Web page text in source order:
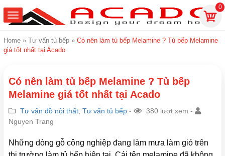
0
Home » Tư vấn tủ bếp » Có nên làm tủ bếp Melamine ? Tủ bếp Melamine
giá tốt nhất tại Acado
Có nên làm tủ bếp Melamine ? Tủ bếp
Melamine giá tốt nhất tại Acado
Tư vấn đồ nội thất Tư vấn tủ bếp -
380 lượt xem -
Nguyen Trang
Những dòng gỗ công nghiệp đang làm mưa làm gió trên